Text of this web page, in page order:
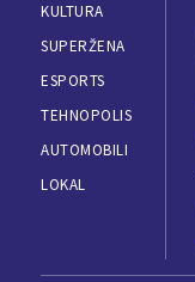
KULTURA
SUPERŽENA
ESPORTS
TEHNOPOLIS
AUTOMOBILI
LOKAL